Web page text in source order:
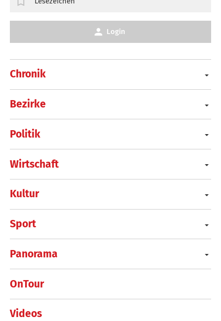
Chronik
Bezirke
Politik
Wirtschaft
Kultur
Sport
Panorama
OnTour
Videos
Login